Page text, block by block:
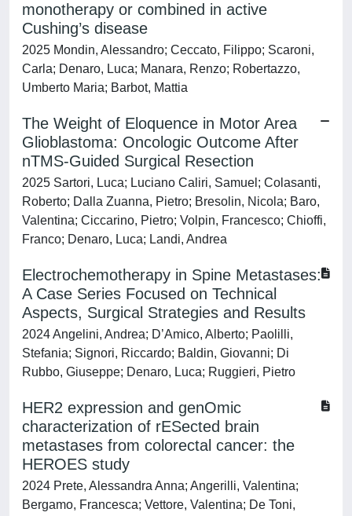
monotherapy or combined in active
Cushing’s disease
2025 Mondin, Alessandro; Ceccato, Filippo; Scaroni,
Carla; Denaro, Luca; Manara, Renzo; Robertazzo,
Umberto Maria; Barbot, Mattia
The Weight of Eloquence in Motor Area
Glioblastoma: Oncologic Outcome After
nTMS-Guided Surgical Resection
2025 Sartori, Luca; Luciano Caliri, Samuel; Colasanti,
Roberto; Dalla Zuanna, Pietro; Bresolin, Nicola; Baro,
Valentina; Ciccarino, Pietro; Volpin, Francesco; Chioffi,
Franco; Denaro, Luca; Landi, Andrea
Electrochemotherapy in Spine Metastases:
A Case Series Focused on Technical
Aspects, Surgical Strategies and Results
2024 Angelini, Andrea; D’Amico, Alberto; Paolilli,
Stefania; Signori, Riccardo; Baldin, Giovanni; Di
Rubbo, Giuseppe; Denaro, Luca; Ruggieri, Pietro
HER2 expression and genOmic
characterization of rESected brain
metastases from colorectal cancer: the
HEROES study
2024 Prete, Alessandra Anna; Angerilli, Valentina;
Bergamo, Francesca; Vettore, Valentina; De Toni,